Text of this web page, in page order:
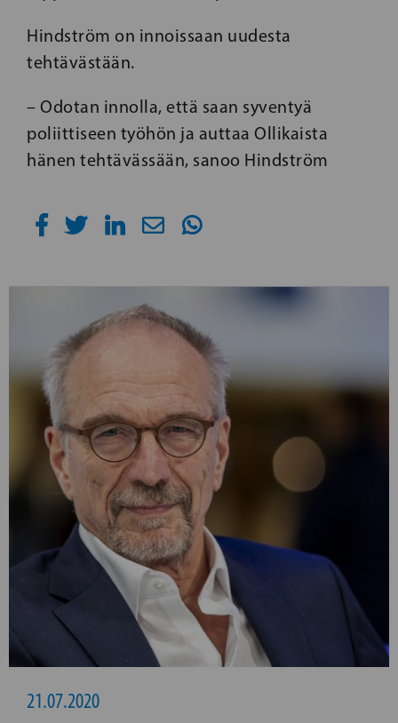
Hindström on innoissaan uudesta
tehtävästään.
– Odotan innolla, että saan syventyä
poliittiseen työhön ja auttaa Ollikaista
hänen tehtävässään, sanoo Hindström
21.07.2020